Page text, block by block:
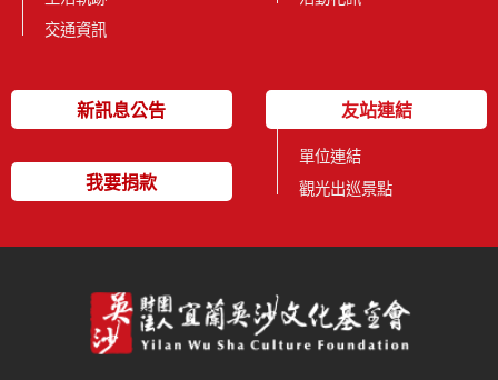
交通資訊
新訊息公告
我要捐款
友站連結
單位連結
觀光出巡景點